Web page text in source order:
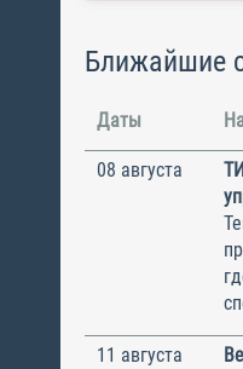
Ближайшие
Даты
08 августа
11 августа